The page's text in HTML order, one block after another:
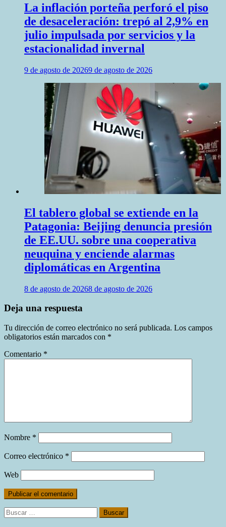
La inflación porteña perforó el piso
de desaceleración: trepó al 2,9% en
julio impulsada por servicios y la
estacionalidad invernal
9 de agosto de 20269 de agosto de 2026
El tablero global se extiende en la
Patagonia: Beijing denuncia presión
de EE.UU. sobre una cooperativa
neuquina y enciende alarmas
diplomáticas en Argentina
8 de agosto de 20268 de agosto de 2026
Deja una respuesta
Tu dirección de correo electrónico no será publicada. Los campos
obligatorios están marcados con *
Comentario *
Nombre *
Correo electrónico *
Web
Buscar: